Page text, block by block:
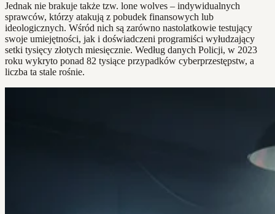
Jednak nie brakuje także tzw. lone wolves – indywidualnych
sprawców, którzy atakują z pobudek finansowych lub
ideologicznych. Wśród nich są zarówno nastolatkowie testujący
swoje umiejętności, jak i doświadczeni programiści wyłudzający
setki tysięcy złotych miesięcznie. Według danych Policji, w 2023
roku wykryto ponad 82 tysiące przypadków cyberprzestępstw, a
liczba ta stale rośnie.